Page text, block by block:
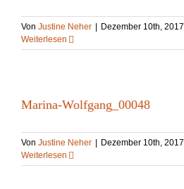
Von Justine Neher Dezember 10th, 2017
Weiterlesen
Marina-Wolfgang_00048
Von Justine Neher Dezember 10th, 2017
Weiterlesen